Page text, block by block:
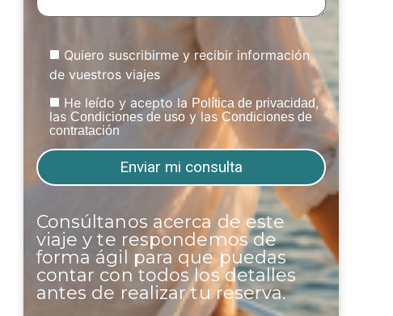
Quiero suscribirme y recibir información
de vuestros viajes
He leído y acepto la Política de privacidad,
las Condiciones de uso y lasCondiciones de
contratación
Consúltanos acerca de este
viaje y te respondemos de
forma ágil para que puedas
contar con todos los detalles
antes de realizar tu reserva.